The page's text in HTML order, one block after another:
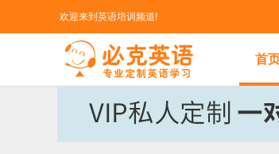
欢迎来到英语培训频道!
首